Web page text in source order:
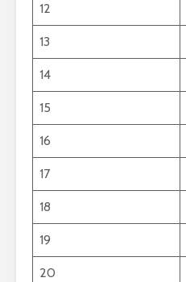
12
13
14
15
16
17
18
19
20